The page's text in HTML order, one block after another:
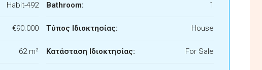
Habit-492
€90.000
62 m²
Bathroom: 1
Τύπος Ιδιοκτησίας: House
Κατάσταση Ιδιοκτησίας: For Sale